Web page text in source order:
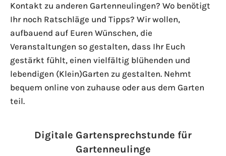
Kontakt zu anderen Gartenneulingen? Wo benötigt
Ihr noch Ratschläge und Tipps? Wir wollen,
aufbauend auf Euren Wünschen, die
Veranstaltungen so gestalten, dass Ihr Euch
gestärkt fühlt, einen vielfältig blühenden und
lebendigen (Klein)Garten zu gestalten. Nehmt
bequem online von zuhause oder aus dem Garten
teil.
Digitale Gartensprechstunde für
Gartenneulinge